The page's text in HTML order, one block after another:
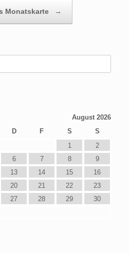
Monatskarte →
August 2026
D F S
S
1
2
6 7 8
9
13 14 15
16
20 21 22
23
27 28 29
30